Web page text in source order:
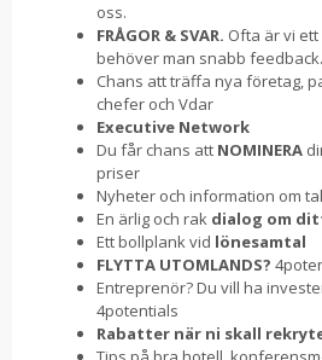
oss.
FRÅGOR & SVAR. Ofta är vi
behöver man snabb feedback.
Chans att träffa nya företag,
chefer och Vdar
Executive Network
Du får chans att NOMINERA
priser
Nyheter och information om
En ärlig och rak dialog om
Ett bollplank vid lönesamtal
FLYTTA UTOMLANDS?
Entreprenör? Du vill ha
4potentials
Rabatter när ni skall